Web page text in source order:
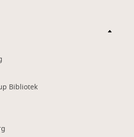
Bibliotek